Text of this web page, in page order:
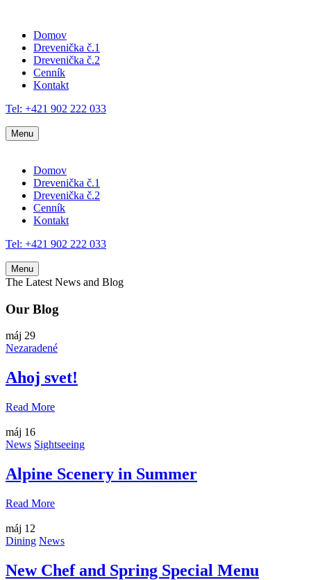
Domov
Drevenička č.1
Drevenička č.2
Cenník
Kontakt
Tel: +421 902 222 033
Menu
Domov
Drevenička č.1
Drevenička č.2
Cenník
Kontakt
Tel: +421 902 222 033
Menu
The Latest News and Blog
Our Blog
máj 29
Nezaradené
Ahoj svet!
Read More
máj 16
News Sightseeing
Alpine Scenery in Summer
Read More
máj 12
Dining News
New Chef and Spring Special Menu